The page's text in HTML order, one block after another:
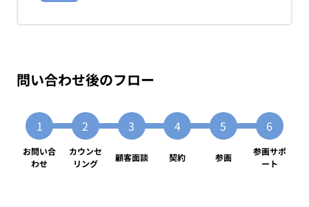
問い合わせ後のフロー
お問い合
わせ
カウンセ
リング
顧客面談 契約 参画
参画サポ
ート